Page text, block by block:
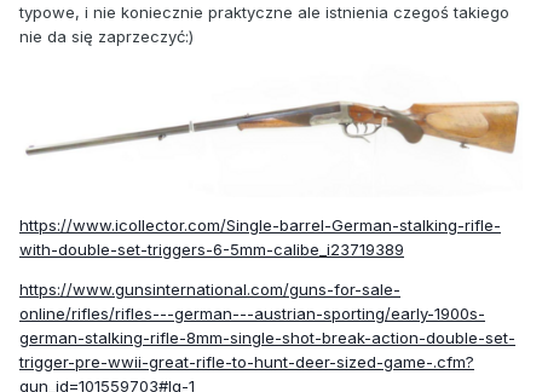
typowe, i nie koniecznie praktyczne ale istnienia czegoś takiego
nie da się zaprzeczyć:)
https://www.icollector.com/Single-barrel-German-stalking-rifle-
with-double-set-triggers-6-5mm-calibe_i23719389
https://www.gunsinternational.com/guns-for-sale-
online/rifles/rifles---german---austrian-sporting/early-1900s-
german-stalking-rifle-8mm-single-shot-break-action-double-set-
trigger-pre-wwii-great-rifle-to-hunt-deer-sized-game-.cfm?
gun_id=101559703#lg-1